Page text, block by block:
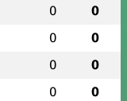
0 0
0 0
0 0
0 0